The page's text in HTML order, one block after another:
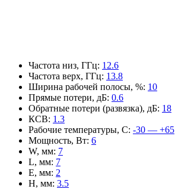
Частота низ, ГГц: 12.6
Частота верх, ГГц: 13.8
Ширина рабочей полосы, %: 10
Прямые потери, дБ: 0.6
Обратные потери (развязка), дБ: 18
КСВ: 1.3
Рабочие температуры, С: -30 — +65
Мощность, Вт: 6
W, мм: 7
L, мм: 7
E, мм: 2
H, мм: 3.5